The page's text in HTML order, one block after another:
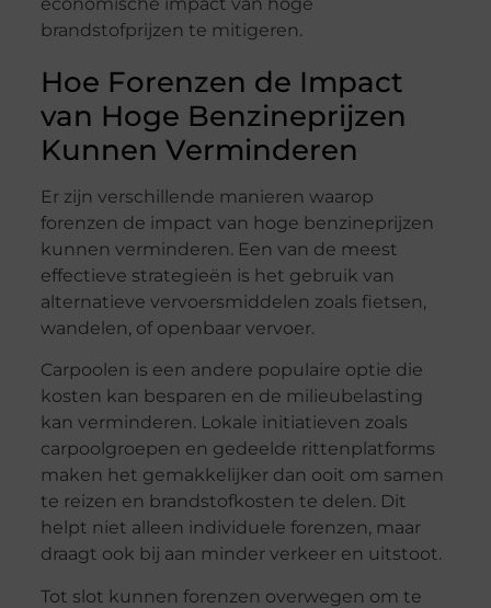
brandstofprijzen te mitigeren.
Hoe Forenzen de Impact
van Hoge Benzineprijzen
Kunnen Verminderen
Er zijn verschillende manieren waarop
forenzen de impact van hoge benzineprijzen
kunnen verminderen. Een van de meest
effectieve strategieën is het gebruik van
alternatieve vervoersmiddelen zoals fietsen,
wandelen, of openbaar vervoer.
Carpoolen is een andere populaire optie die
kosten kan besparen en de milieubelasting
kan verminderen. Lokale initiatieven zoals
carpoolgroepen en gedeelde rittenplatforms
maken het gemakkelijker dan ooit om samen
te reizen en brandstofkosten te delen. Dit
helpt niet alleen individuele forenzen, maar
draagt ook bij aan minder verkeer en uitstoot.
Tot slot kunnen forenzen overwegen om te